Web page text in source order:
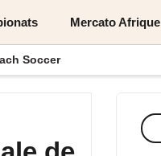
Mercato Afrique
Soccer